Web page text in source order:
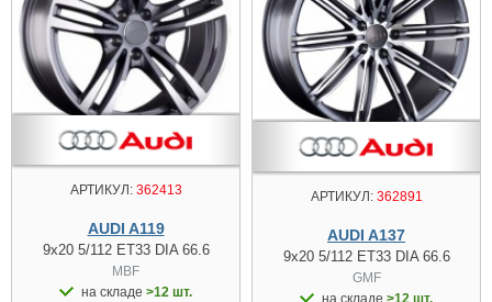
АРТИКУЛ:362413
AUDI A119
9x20 5/112 ET33 DIA 66.6
MBF
на складе >12 шт.
АРТИКУЛ:362891
AUDI A137
9x20 5/112 ET33 DIA 66.6
GMF